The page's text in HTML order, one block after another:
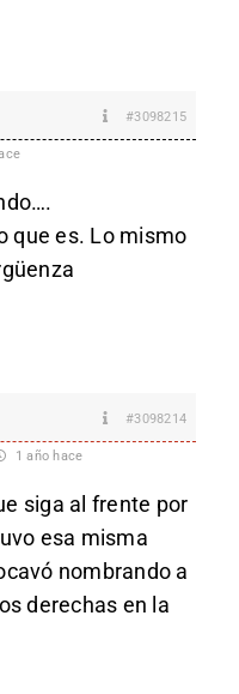
#3098215
que es. Lo mismo
#3098214
1 año hace
siga al frente por
esa misma
nombrando a
derechas en la